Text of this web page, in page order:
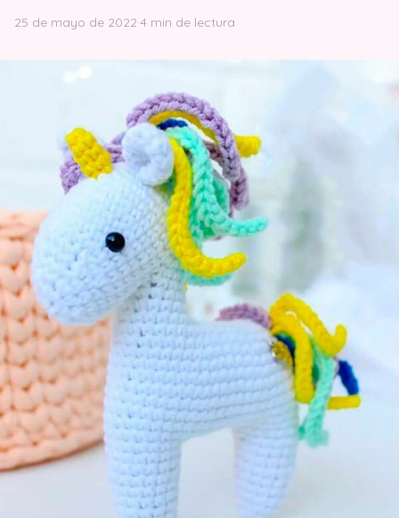
25 de mayo de 2022·4 min de lectura